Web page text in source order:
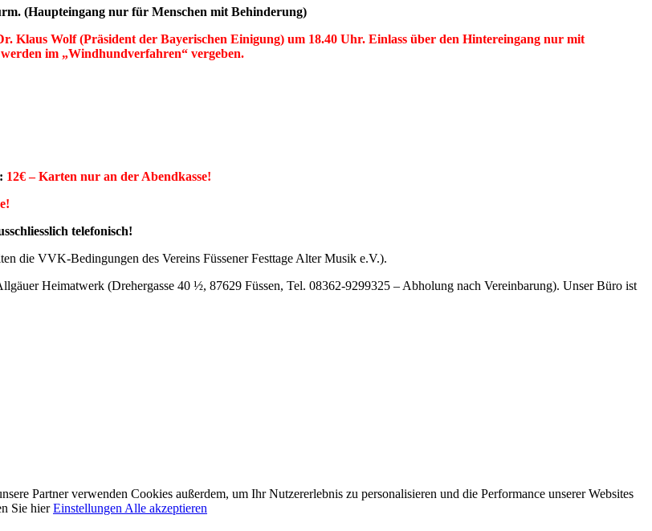
(Haupteingang nur für Menschen mit Behinderung)
Wolf (Präsident der Bayerischen Einigung) um 18.40 Uhr. Einlass über den Hintereingang nur mit
im „Windhundverfahren“ vergeben.
12€ – Karten nur an der Abendkasse!
telefonisch!
die VVK-Bedingungen des Vereins Füssener Festtage Alter Musik e.V.).
Heimatwerk (Drehergasse 40 ½, 87629 Füssen, Tel. 08362-9299325 – Abholung nach Vereinbarung). Unser Büro ist
Partner verwenden Cookies außerdem, um Ihr Nutzererlebnis zu personalisieren und die Performance unserer Websites
Sie hierEinstellungen Alle akzeptieren